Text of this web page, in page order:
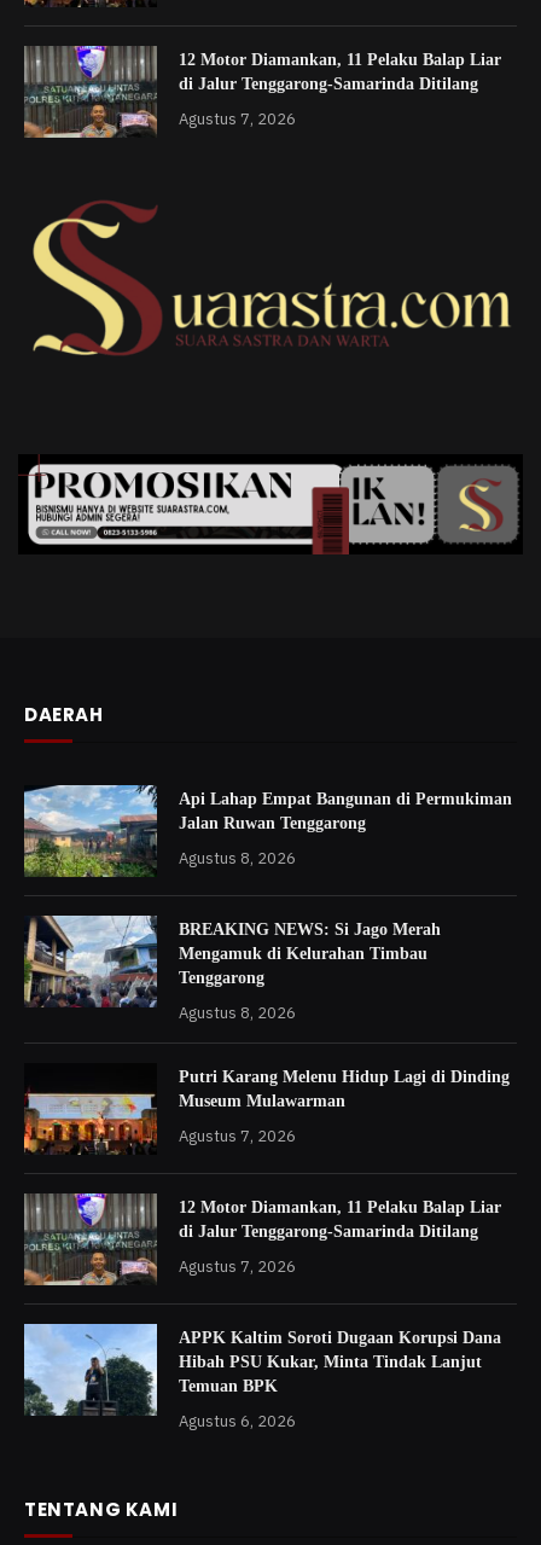
12 Motor Diamankan, 11 Pelaku Balap Liar
di Jalur Tenggarong-Samarinda Ditilang
Agustus 7, 2026
DAERAH
Api Lahap Empat Bangunan di Permukiman
Jalan Ruwan Tenggarong
Agustus 8, 2026
BREAKING NEWS: Si Jago Merah
Mengamuk di Kelurahan Timbau
Tenggarong
Agustus 8, 2026
Putri Karang Melenu Hidup Lagi di Dinding
Museum Mulawarman
Agustus 7, 2026
12 Motor Diamankan, 11 Pelaku Balap Liar
di Jalur Tenggarong-Samarinda Ditilang
Agustus 7, 2026
APPK Kaltim Soroti Dugaan Korupsi Dana
Hibah PSU Kukar, Minta Tindak Lanjut
Temuan BPK
Agustus 6, 2026
TENTANG KAMI